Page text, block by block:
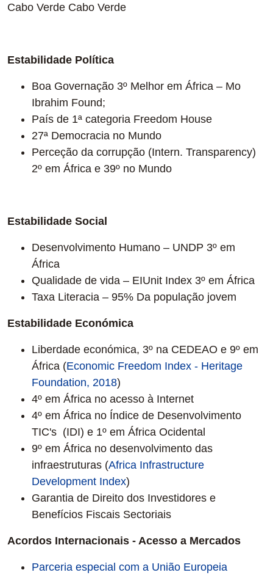
Cabo Verde Cabo Verde
Estabilidade Política
Boa Governação 3º Melhor em África – Mo
Ibrahim Found;
País de 1ª categoria Freedom House
27ª Democracia no Mundo
Perceção da corrupção (Intern. Transparency)
2º em África e 39º no Mundo
Estabilidade Social
Desenvolvimento Humano – UNDP 3º em
África
Qualidade de vida – EIUnit Index 3º em África
Taxa Literacia – 95% Da população jovem
Estabilidade Económica
Liberdade económica, 3º na CEDEAO e 9º em
África (Economic Freedom Index - Heritage
Foundation, 2018)
4º em África no acesso à Internet
4º em África no Índice de Desenvolvimento
TIC's (IDI) e 1º em África Ocidental
9º em África no desenvolvimento das
infraestruturas (Africa Infrastructure
Development Index)
Garantia de Direito dos Investidores e
Benefícios Fiscais Sectoriais
Acordos Internacionais - Acesso a Mercados
Parceria especial com a União Europeia